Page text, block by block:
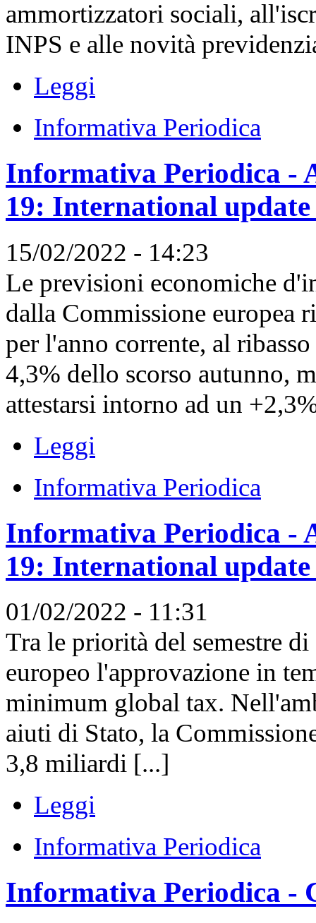
ammortizzatori sociali,
INPS e alle novità
Leggi
Informativa Periodica
Informativa Periodica -
19: International update
15/02/2022 - 14:23
Le previsioni economiche
dalla Commissione europea
per l'anno corrente, al
4,3% dello scorso autunno,
attestarsi intorno ad un
Leggi
Informativa Periodica
Informativa Periodica -
19: International update
01/02/2022 - 11:31
Tra le priorità del semestre
europeo l'approvazione in
minimum global tax.
aiuti di Stato, la
3,8 miliardi [...]
Leggi
Informativa Periodica
Informativa Periodica -